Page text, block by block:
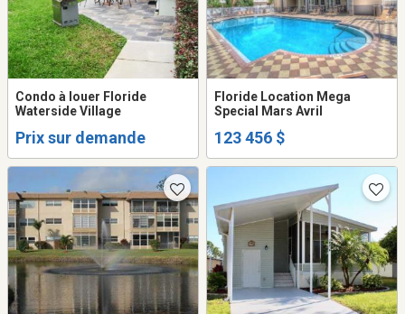
Condo à louer Floride
Waterside Village
Prix sur demande
Floride Location Mega
Special Mars Avril
123 456 $